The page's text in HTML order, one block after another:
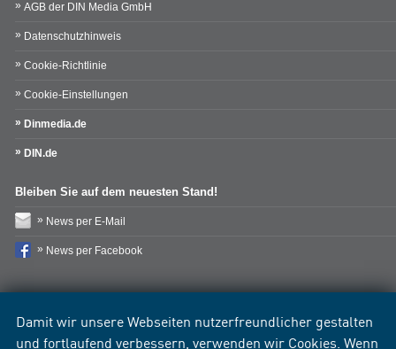
Damit wir unsere Webseiten nutzerfreundlicher gestalten
und fortlaufend verbessern, verwenden wir Cookies. Wenn
AGB der DIN Media GmbH
Datenschutzhinweis
Cookie-Richtlinie
Cookie-Einstellungen
Dinmedia.de
DIN.de
Bleiben Sie auf dem neuesten Stand!
News per E-Mail
News per Facebook